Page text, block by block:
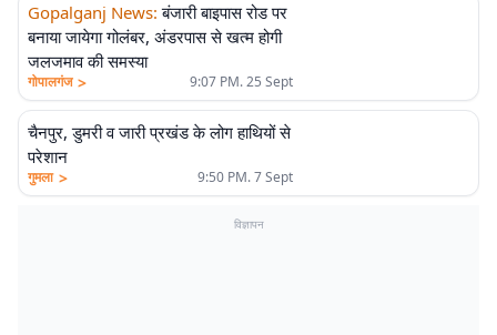
Gopalganj News: बंजारी बाइपास रोड पर
बनाया जायेगा गोलंबर, अंडरपास से खत्म होगी
जलजमाव की समस्या
गोपालगंज > 9:07 PM. 25 Sept
चैनपुर, डुमरी व जारी प्रखंड के लोग हाथियों से
परेशान
गुमला > 9:50 PM. 7 Sept
विज्ञापन